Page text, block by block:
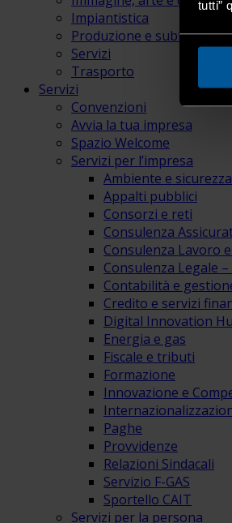
tutti”
Impiantistica
Produzione e
Servizi
Trasporto
Servizi
Convenzioni
Avvia la tua impresa
Spazio Welcome
Servizi per l’impresa
Ambiente e sicurezza
Appalti pubblici
Consorzi e reti
Consulenza
Consulenza Lavoro
Consulenza Legale
Contabilità e
Credito e servizi
Digital Innovation
Energia e gas
Fiscale e tributi
Formazione
Innovazione e
Paghe
Provvidenze
Relazioni Sindacali
Servizio F-GAS
Sportello CAIT
Servizi per la persona